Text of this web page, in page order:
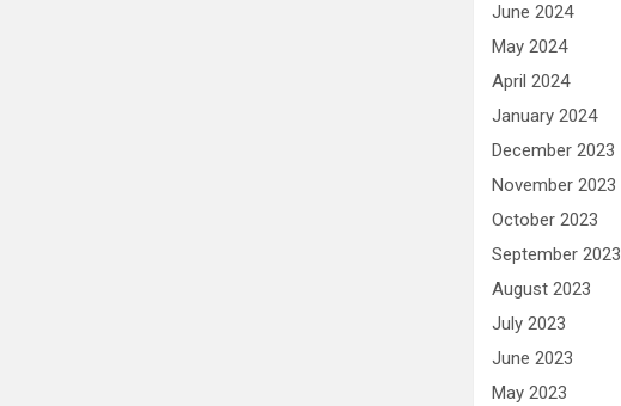
June 2024
May 2024
April 2024
January 2024
December 2023
November 2023
October 2023
September 2023
August 2023
July 2023
June 2023
May 2023